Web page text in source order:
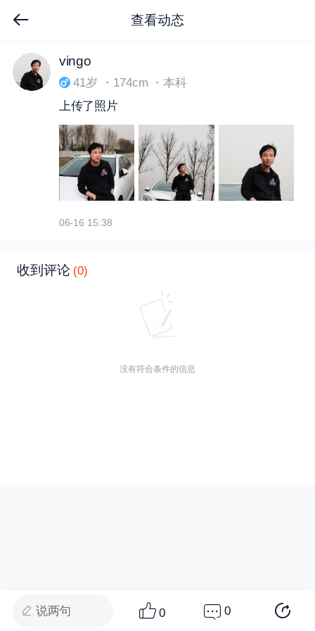
查看动态
下拉刷新
vingo
41岁 ・174cm ・本科
上传了照片
06-16 15:38
收到评论 (0)
没有符合条件的信息
说两句 0 0